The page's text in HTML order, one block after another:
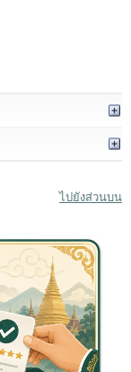
ไปยังส่วนบน